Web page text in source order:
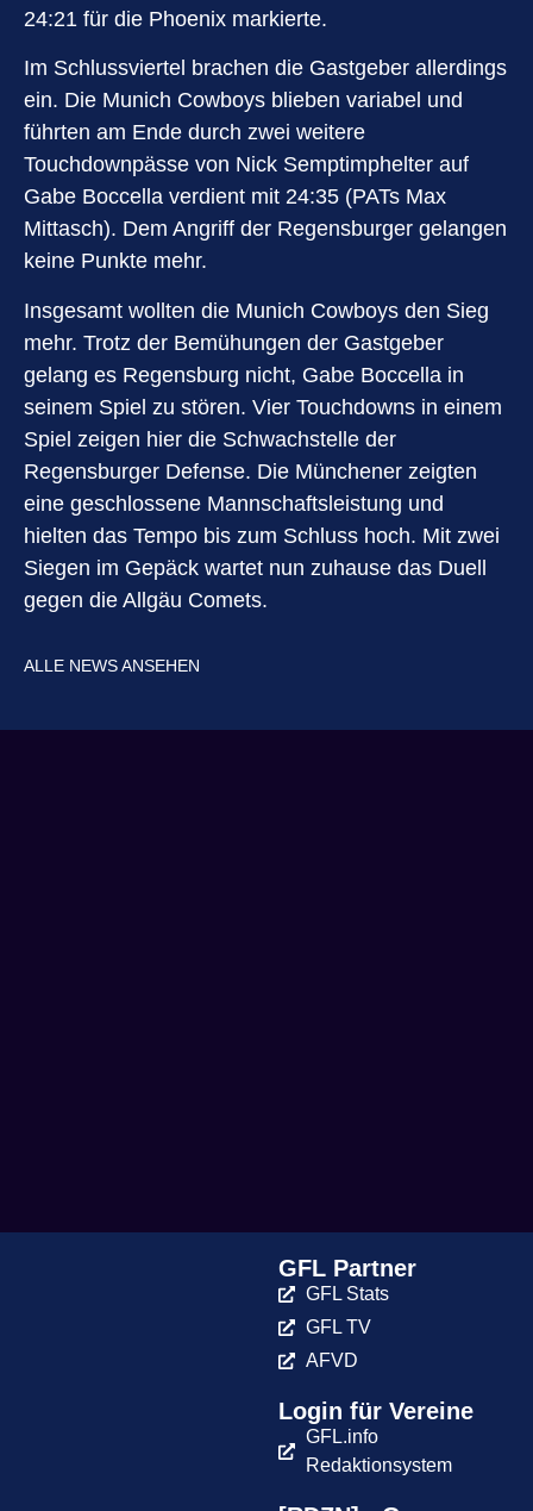
24:21 für die Phoenix markierte.
Im Schlussviertel brachen die Gastgeber allerdings
ein. Die Munich Cowboys blieben variabel und
führten am Ende durch zwei weitere
Touchdownpässe von Nick Semptimphelter auf
Gabe Boccella verdient mit 24:35 (PATs Max
Mittasch). Dem Angriff der Regensburger gelangen
keine Punkte mehr.
Insgesamt wollten die Munich Cowboys den Sieg
mehr. Trotz der Bemühungen der Gastgeber
gelang es Regensburg nicht, Gabe Boccella in
seinem Spiel zu stören. Vier Touchdowns in einem
Spiel zeigen hier die Schwachstelle der
Regensburger Defense. Die Münchener zeigten
eine geschlossene Mannschaftsleistung und
hielten das Tempo bis zum Schluss hoch. Mit zwei
Siegen im Gepäck wartet nun zuhause das Duell
gegen die Allgäu Comets.
ALLE NEWS ANSEHEN
GFL Partner
GFL Stats
GFL TV
AFVD
Login für Vereine
GFL.info
Redaktionsystem